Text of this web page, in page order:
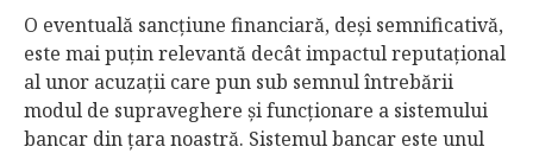
O eventuală sancţiune financiară, deşi semnificativă,
este mai puţin relevantă decât impactul reputaţional
al unor acuzaţii care pun sub semnul întrebării
modul de supraveghere şi funcţionare a sistemului
bancar din ţara noastră. Sistemul bancar este unul